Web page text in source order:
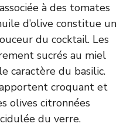
à des tomates
d’olive constitue un
du cocktail. Les
sucrés au miel
caractère du basilic.
croquant et
olives citronnées
du verre.